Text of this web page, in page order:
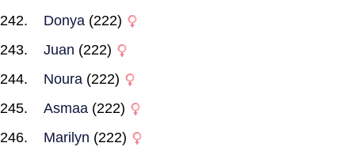
Donya (222)
Juan (222)
Noura (222)
Asmaa (222)
Marilyn (222)